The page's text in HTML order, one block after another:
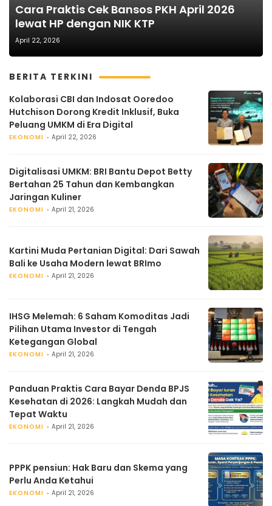
Cara Praktis Cek Bansos PKH April 2026
lewat HP dengan NIK KTP
April 22, 2026
BERITA TERKINI
Kolaborasi CBI dan Indosat Ooredoo
Hutchison Dorong Kredit Inklusif, Buka
Peluang UMKM di Era Digital
EKONOMI April 22, 2026
Digitalisasi UMKM: BRI Bantu Depot Betty
Bertahan 25 Tahun dan Kembangkan
Jaringan Kuliner
EKONOMI April 21, 2026
Kartini Muda Pertanian Digital: Dari Sawah
Bali ke Usaha Modern lewat BRImo
EKONOMI April 21, 2026
IHSG Melemah: 6 Saham Komoditas Jadi
Pilihan Utama Investor di Tengah
Ketegangan Global
EKONOMI April 21, 2026
Panduan Praktis Cara Bayar Denda BPJS
Kesehatan di 2026: Langkah Mudah dan
Tepat Waktu
EKONOMI April 21, 2026
PPPK pensiun: Hak Baru dan Skema yang
Perlu Anda Ketahui
EKONOMI April 21, 2026